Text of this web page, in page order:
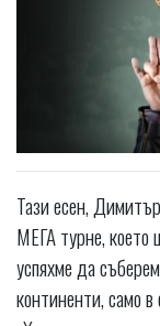
Тази есен,
МЕГА турне,
успяхме да
континенти, само